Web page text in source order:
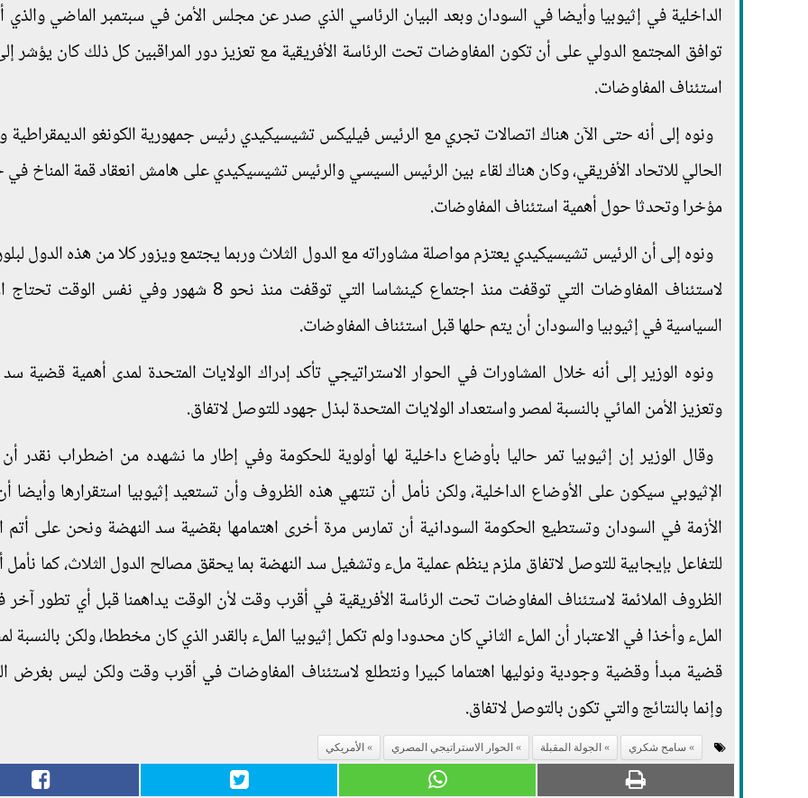
الداخلية في إثيوبيا وأيضا في السودان وبعد البيان الرئاسي الذي صدر عن مجلس الأمن في سبتمبر الماضي والذي
توافق المجتمع الدولي على أن تكون المفاوضات تحت الرئاسة الأفريقية مع تعزيز دور المراقبين كل ذلك كان يؤشر
استئناف المفاوضات.
ونوه إلى أنه حتى الآن هناك اتصالات تجري مع الرئيس فيليكس تشيسيكيدي رئيس جمهورية الكونغو الديمقراطية
الحالي للاتحاد الأفريقي، وكان هناك لقاء بين الرئيس السيسي والرئيس تشيسيكيدي على هامش انعقاد قمة المناخ
مؤخرا وتحدثا حول أهمية استئناف المفاوضات.
ونوه إلى أن الرئيس تشيسيكيدي يعتزم مواصلة مشاوراته مع الدول الثلاث وربما يجتمع ويزور كلا من هذه الدول
لاستئناف المفاوضات التي توقفت منذ اجتماع كينشاسا التي توقفت منذ نحو 8 شهور وفي
السياسية في إثيوبيا والسودان أن يتم حلها قبل استئناف المفاوضات.
ونوه الوزير إلى أنه خلال المشاورات في الحوار الاستراتيجي تأكد إدراك الولايات المتحدة لمدى أهمية قضية
وتعزيز الأمن المائي بالنسبة لمصر واستعداد الولايات المتحدة لبذل جهود للتوصل لاتفاق.
وقال الوزير إن إثيوبيا تمر حاليا بأوضاع داخلية لها أولوية للحكومة وفي إطار ما نشهده من اضطراب نقدر أن
الإثيوبي سيكون على الأوضاع الداخلية، ولكن نأمل أن تنتهي هذه الظروف وأن تستعيد إثيوبيا استقرارها وأيضا
الأزمة في السودان وتستطيع الحكومة السودانية أن تمارس مرة أخرى اهتمامها بقضية سد النهضة ونحن على أتم
للتفاعل بإيجابية للتوصل لاتفاق ملزم ينظم عملية ملء وتشغيل سد النهضة بما يحقق مصالح الدول الثلاث، كما نأمل
الظروف الملائمة لاستئناف المفاوضات تحت الرئاسة الأفريقية في أقرب وقت لأن الوقت يداهمنا قبل أي تطور آخر
الملء وأخذا في الاعتبار أن الملء الثاني كان محدودا ولم تكمل إثيوبيا الملء بالقدر الذي كان مخططا، ولكن
قضية مبدأ وقضية وجودية ونوليها اهتماما كبيرا ونتطلع لاستئناف المفاوضات في أقرب وقت ولكن ليس بغرض
وإنما بالنتائج والتي تكون بالتوصل لاتفاق.
سامح شكري الجولة المقبلة الحوار الاستراتيجي المصري الأمريكي